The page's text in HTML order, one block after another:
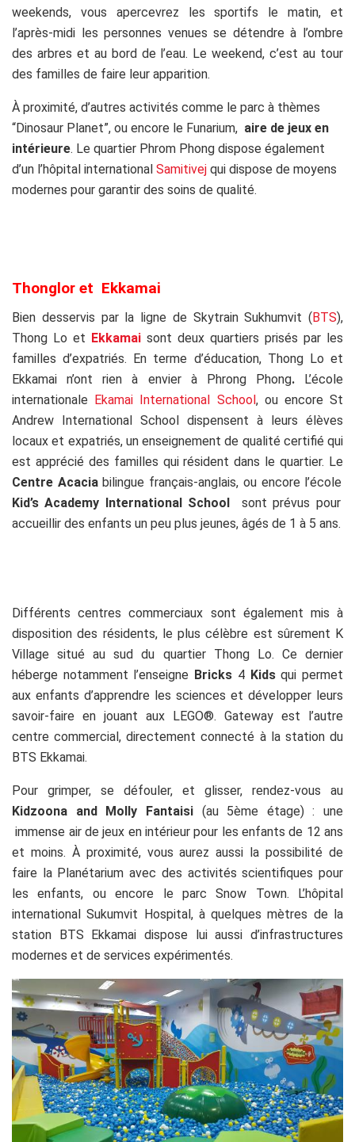
weekends, vous apercevrez les sportifs le matin, et
l’après-midi les personnes venues se détendre à l’ombre
des arbres et au bord de l’eau. Le weekend, c’est au tour
des familles de faire leur apparition.
À proximité, d’autres activités comme le parc à thèmes
“Dinosaur Planet”, ou encore le Funarium, aire de jeux en
intérieure. Le quartier Phrom Phong dispose également
d’un l’hôpital international Samitivej qui dispose de moyens
modernes pour garantir des soins de qualité.
Thonglor et Ekkamai
Bien desservis par la ligne de Skytrain Sukhumvit (BTS),
Thong Lo et Ekkamai sont deux quartiers prisés par les
familles d’expatriés. En terme d’éducation, Thong Lo et
Ekkamai n’ont rien à envier à Phrong Phong.L’école
internationale Ekamai International School, ou encore St
Andrew International School dispensent à leurs élèves
locaux et expatriés, un enseignement de qualité certifié qui
est apprécié des familles qui résident dans le quartier. Le
Centre Acaciabilingue français-anglais, ou encore l’école
Kid’s Academy International School sont prévus pour
accueillir des enfants un peu plus jeunes, âgés de 1 à 5 ans.
Différents centres commerciaux sont également mis à
disposition des résidents, le plus célèbre est sûrement K
Village situé au sud du quartier Thong Lo. Ce dernier
héberge notamment l’enseigne Bricks 4 Kidsqui permet
aux enfants d’apprendre les sciences et développer leurs
savoir-faire en jouant aux LEGO®. Gateway est l’autre
centre commercial, directement connecté à la station du
BTS Ekkamai.
Pour grimper, se défouler, et glisser, rendez-vous au
Kidzoona and Molly Fantaisi(au 5ème étage) : une
immense air de jeux en intérieur pour les enfants de 12 ans
et moins. À proximité, vous aurez aussi la possibilité de
faire la Planétarium avec des activités scientifiques pour
les enfants, ou encore le parc Snow Town. L’hôpital
internationalSukumvit Hospital, à quelques mètres de la
station BTS Ekkamai dispose lui aussi d’infrastructures
modernes et de services expérimentés.